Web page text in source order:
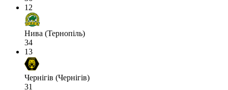
12
Нива (Тернопіль)
34
13
Чернігів (Чернігів)
31